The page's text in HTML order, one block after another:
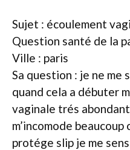
Sujet : écoulement
Question santé de la
Ville : paris
Sa question : je ne me
quand cela a débuter
vaginale trés
m’incomode beaucoup
protége slip je me